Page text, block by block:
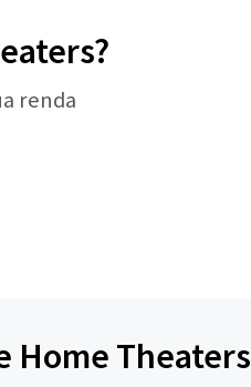
renda
Home Theaters